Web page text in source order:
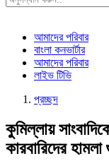
আমাদের পরিবার
বাংলা কনভার্টার
আমাদের পরিবার
লাইভ টিভি
প্রচ্ছদ
কুমিল্লায়
কারবারিদের